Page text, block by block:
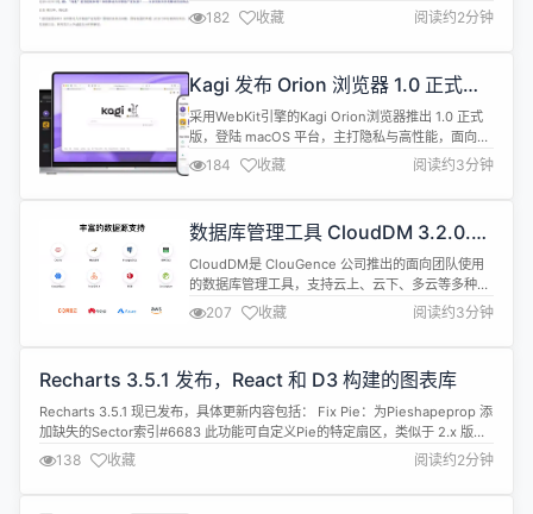
出，近年来，在创新引领和需求释放的双重作用下，
以人形机器人为代表的具身智能产业规模，正在以超
50%的增速跨越式发展。根据市场调研机构预测，
人形机器人在技术路线、商业化模式、应用场景等方
面尚未完全成熟，随着新兴资本...
182 收藏 阅读约2分钟
Kagi 发布 Orion 浏览器 1.0 正式
版：基于 WebKit 引擎、不集成 AI
功能
采用WebKit引擎的Kagi Orion浏览器推出 1.0 正式
版，登陆 macOS 平台，主打隐私与高性能，面向希
望兼得系统内置 Safari 浏览器的速度、又不愿被浏览
数据收集跟踪的用户。 下载地址：
https://cdn.kagi.com/downloads/OrionInstaller.dmg
浏...
184 收藏 阅读约3分钟
数据库管理工具 CloudDM 3.2.0.0
发布，支持 Redis、Hologres
CloudDM是 ClouGence 公司推出的面向团队使用
的数据库管理工具，支持云上、云下、多云等多种环
境，并且提供20+数据源的支持。CloudDM 还支持
数据库DevOps CI/CD功能，将用户产品发布流程中
数据库发布和程序发布无缝串联起来。 更新亮点 新
SQL 审核、SQL 审计、CI/CD 等...
207 收藏 阅读约3分钟
Recharts 3.5.1 发布，React 和 D3 构建的图表库
Recharts 3.5.1 现已发布，具体更新内容包括： Fix Pie：为Pieshapeprop 添
加缺失的Sector索引#6683 此功能可自定义Pie的特定扇区，类似于 2.x 版本
中的activeIndex。 PiePieChart：防止 multi-PiePieCharts在共享数据键时
出现 cross-Pie 高亮#6678 仅当鼠标悬停在...
138 收藏 阅读约2分钟